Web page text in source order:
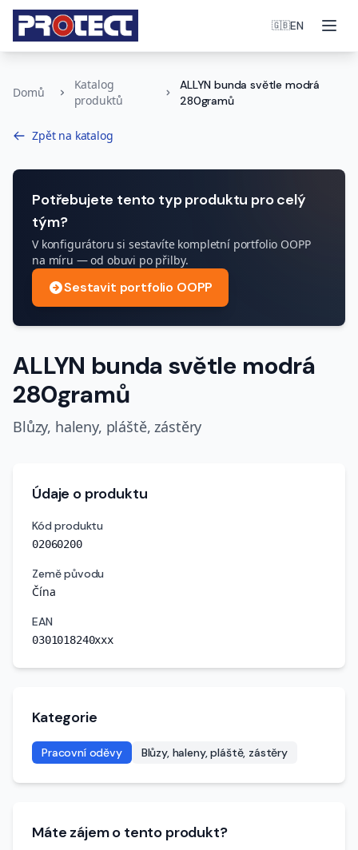
🇬🇧EN
Domů
Katalog
produktů
ALLYN bunda světle modrá
280gramů
Zpět na katalog
Potřebujete tento typ produktu pro celý
tým?
V konfigurátoru si sestavíte kompletní portfolio OOPP
na míru — od obuvi po přilby.
Sestavit portfolio OOPP
ALLYN bunda světle modrá
280gramů
Blůzy, haleny, pláště, zástěry
Údaje o produktu
Kód produktu
02060200
Země původu
Čína
EAN
0301018240xxx
Kategorie
Pracovní oděvy Blůzy, haleny, pláště, zástěry
Máte zájem o tento produkt?